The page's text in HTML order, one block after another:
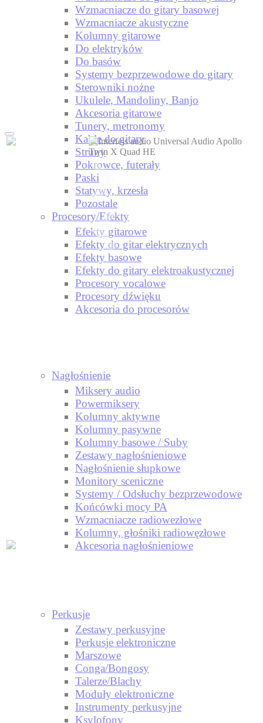
Wzmacniacze do gitary basowej
Wzmacniacze akustyczne
Kolumny gitarowe
Do elektryków
Do basów
Systemy bezprzewodowe do gitary
Sterowniki nożne
Ukulele, Mandoliny, Banjo
Akcesoria gitarowe
Tunery, metronomy
Kable do gitary
Struny
Pokrowce, futerały
Paski
Statywy, krzesła
Pozostale
Procesory/Efekty
Efekty gitarowe
Efekty do gitar elektrycznych
Efekty basowe
Efekty do gitary elektroakustycznej
Procesory vocalowe
Procesory dźwięku
Akcesoria do procesorów
Nagłośnienie
Miksery audio
Powermiksery
Kolumny aktywne
Kolumny pasywne
Kolumny basowe / Suby
Zestawy nagłośnieniowe
Nagłośnienie słupkowe
Monitory sceniczne
Systemy / Odsłuchy bezprzewodowe
Końcówki mocy PA
Wzmacniacze radiowezłowe
Kolumny, głośniki radiowęzłowe
Akcesoria nagłośnieniowe
Perkusje
Zestawy perkusyjne
Perkusje elektroniczne
Marszowe
Conga/Bongosy
Talerze/Blachy
Moduły elektroniczne
Instrumenty perkusyjne
Ksylofony